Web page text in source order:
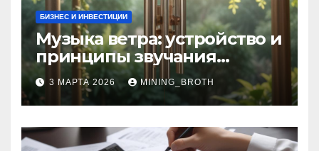
БИЗНЕС И ИНВЕСТИЦИИ
Музыка ветра: устройство и
принципы звучания
колокольчиков
3 МАРТА 2026 MINING_BROTH